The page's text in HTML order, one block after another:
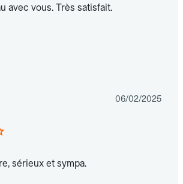
avec vous. Très satisfait.
06/02/2025
sérieux et sympa.